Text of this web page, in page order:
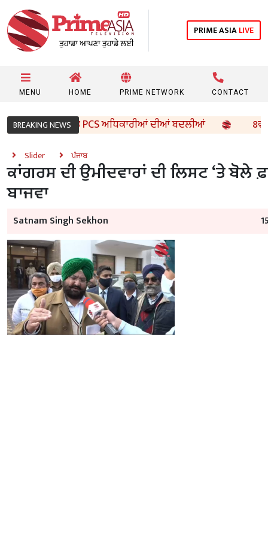
PRIME ASIALIVE
MENU HOME PRIME NETWORK CONTACT
BREAKING NEWS
ਵੱਲੋਂ 96 IAS ਤੇ PCS ਅਧਿਕਾਰੀਆਂ ਦੀਆਂ ਬਦਲੀਆਂ 8ਵੀਂ
Slider ਪੰਜਾਬ
ਕਾਂਗਰਸ ਦੀ ਉਮੀਦਵਾਰਾਂ ਦੀ ਲਿਸਟ ‘ਤੇ ਬੋਲੇ
ਬਾਜਵਾ
Satnam Singh Sekhon